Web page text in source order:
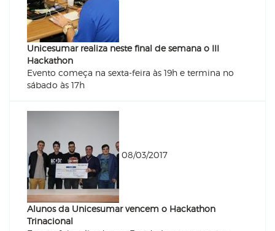
Unicesumar realiza neste final de semana o III
Hackathon
Evento começa na sexta-feira às 19h e termina no
sábado às 17h
08/03/2017
Alunos da Unicesumar vencem o Hackathon
Trinacional